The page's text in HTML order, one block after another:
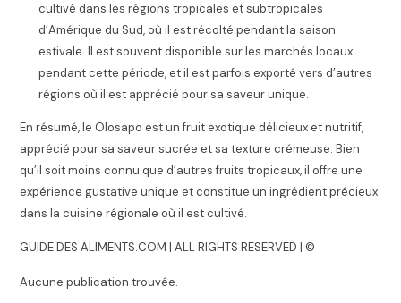
cultivé dans les régions tropicales et subtropicales
d’Amérique du Sud, où il est récolté pendant la saison
estivale. Il est souvent disponible sur les marchés locaux
pendant cette période, et il est parfois exporté vers d’autres
régions où il est apprécié pour sa saveur unique.
En résumé, le Olosapo est un fruit exotique délicieux et nutritif,
apprécié pour sa saveur sucrée et sa texture crémeuse. Bien
qu’il soit moins connu que d’autres fruits tropicaux, il offre une
expérience gustative unique et constitue un ingrédient précieux
dans la cuisine régionale où il est cultivé.
GUIDE DES ALIMENTS.COM | ALL RIGHTS RESERVED | ©
Aucune publication trouvée.